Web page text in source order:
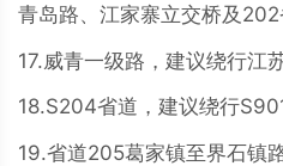
青岛路、江家寨立交桥及202
17.威青一级路，建议绕行江
18.S204省道，建议绕行S901
19.省道205葛家镇至界石镇路